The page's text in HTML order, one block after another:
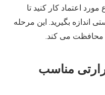
اعتماد کار کنید تا
اندازه بگیرید. این مرحله
محافظت می کند.
مناسب